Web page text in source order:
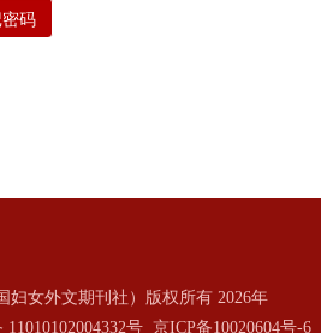
女外文期刊社）版权所有 2026年
号 京ICP备10020604号-6